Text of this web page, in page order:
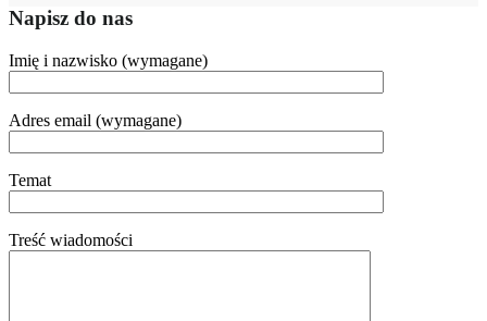
Napisz do nas
Imię i nazwisko (wymagane)
Adres email (wymagane)
Temat
Treść wiadomości